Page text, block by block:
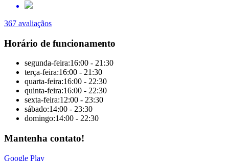
367 avaliaçãos
Horário de funcionamento
segunda-feira:16:00 - 21:30
terça-feira:16:00 - 21:30
quarta-feira:16:00 - 22:30
quinta-feira:16:00 - 22:30
sexta-feira:12:00 - 23:30
sábado:14:00 - 23:30
domingo:14:00 - 22:30
Mantenha contato!
Google Play